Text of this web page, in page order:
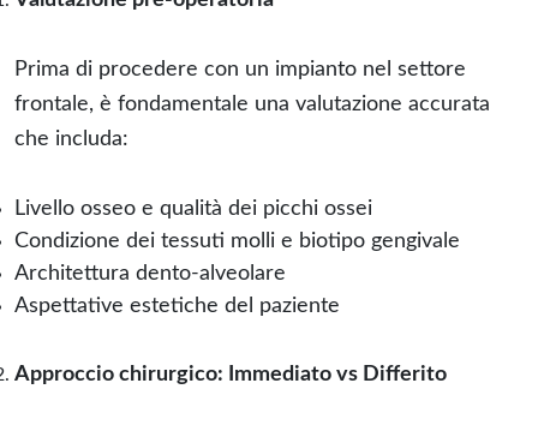
Prima di procedere con un impianto nel settore
frontale, è fondamentale una valutazione accurata
che includa:
Livello osseo e qualità dei picchi ossei
Condizione dei tessuti molli e biotipo gengivale
Architettura dento-alveolare
Aspettative estetiche del paziente
Approccio chirurgico: Immediato vs Differito